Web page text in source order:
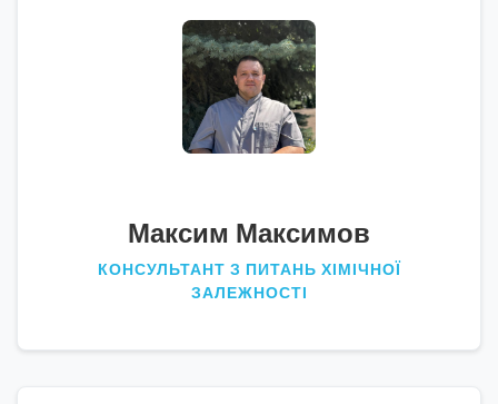
Максим Максимов
КОНСУЛЬТАНТ З ПИТАНЬ ХІМІЧНОЇ
ЗАЛЕЖНОСТІ